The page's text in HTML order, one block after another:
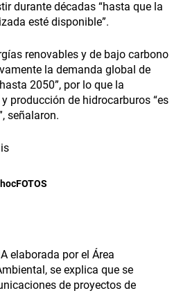
durante décadas “hasta que la
esté disponible”.
renovables y de bajo carbono
la demanda global de
2050”, por lo que la
producción de hidrocarburos “es
señalaron.
elaborada por el Área
se explica que se
de proyectos de